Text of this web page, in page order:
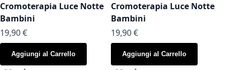
Cromoterapia Luce Notte
Bambini
19,90 €
Aggiungi al Carrello
Cromoterapia Luce Notte
Bambini
19,90 €
Aggiungi al Carrello